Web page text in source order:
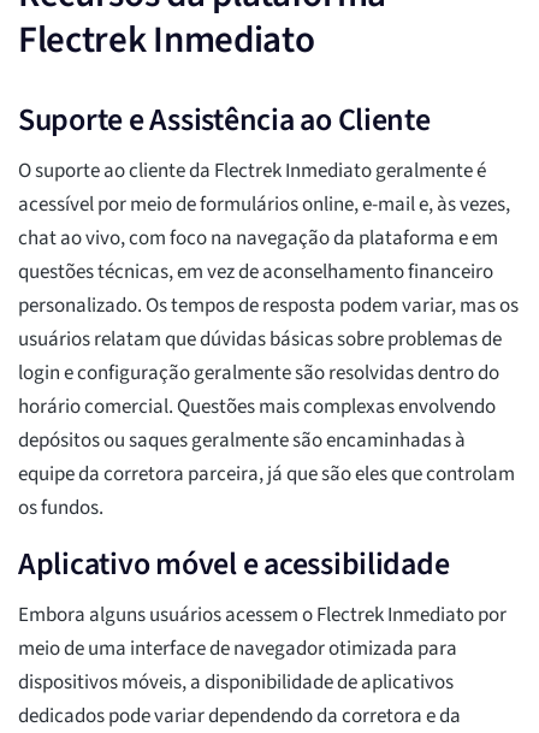
Flectrek Inmediato
Suporte e Assistência ao Cliente
O suporte ao cliente da Flectrek Inmediato geralmente é
acessível por meio de formulários online, e-mail e, às vezes,
chat ao vivo, com foco na navegação da plataforma e em
questões técnicas, em vez de aconselhamento financeiro
personalizado. Os tempos de resposta podem variar, mas os
usuários relatam que dúvidas básicas sobre problemas de
login e configuração geralmente são resolvidas dentro do
horário comercial. Questões mais complexas envolvendo
depósitos ou saques geralmente são encaminhadas à
equipe da corretora parceira, já que são eles que controlam
os fundos.
Aplicativo móvel e acessibilidade
Embora alguns usuários acessem o Flectrek Inmediato por
meio de uma interface de navegador otimizada para
dispositivos móveis, a disponibilidade de aplicativos
dedicados pode variar dependendo da corretora e da